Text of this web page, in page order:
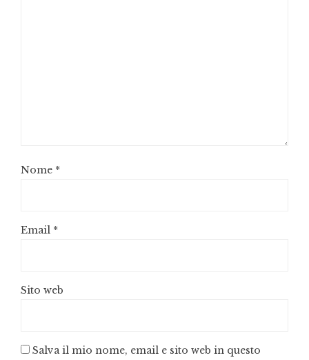
Nome *
Email *
Sito web
Salva il mio nome, email e sito web in questo